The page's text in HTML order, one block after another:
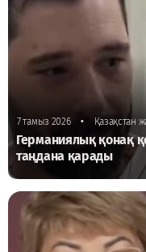
7 тамыз 2026 • Қазақстан
Германиялық қонақ
таңдана қарады